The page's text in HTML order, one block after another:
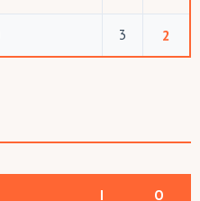
3 2
І О